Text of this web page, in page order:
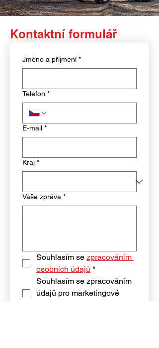
Kontaktní formulář
Jméno a příjmení *
Telefon *
E‑mail *
Kraj *
Vaše zpráva *
Souhlasím se zpracováním
osobních údajů *
Souhlasím se zpracováním
údajů pro marketingové